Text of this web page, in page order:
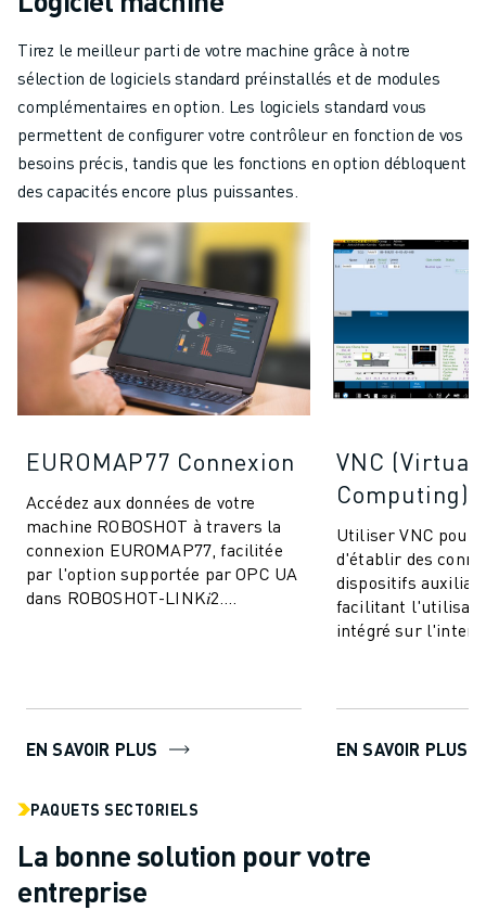
Tirez le meilleur parti de votre machine grâce à notre
sélection de logiciels standard préinstallés et de modules
complémentaires en option. Les logiciels standard vous
permettent de configurer votre contrôleur en fonction de vos
besoins précis, tandis que les fonctions en option débloquent
des capacités encore plus puissantes.
EUROMAP77 Connexion
Accédez aux données de votre
machine ROBOSHOT à travers la
connexion EUROMAP77, facilitée
par l'option supportée par OPC UA
dans ROBOSHOT-LINK𝑖2.
EN SAVOIR PLUS
VNC
Computing)
Utiliser VNC pour
d'établir des
dispositifs
facilitant
intégré sur
EN SAVOIR PLUS
PAQUETS SECTORIELS
La bonne solution pour votre
entreprise